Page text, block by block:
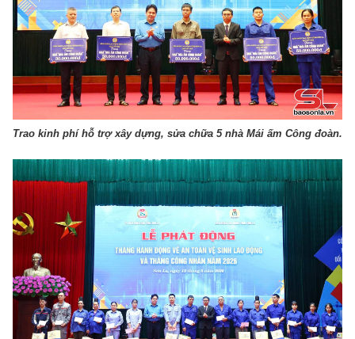
Trao kinh phí hỗ trợ xây dựng, sửa chữa 5 nhà Mái ấm Công đoàn.